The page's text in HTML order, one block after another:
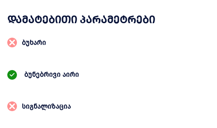
დამატებითი პარამეტრები
ბუხარი
ბუნებრივი აირი
სიგნალიზაცია